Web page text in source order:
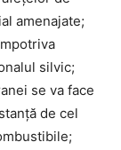
amenajate;
silvic;
se va face
de cel